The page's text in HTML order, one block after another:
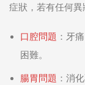
症狀，若有任何異
口腔問題 ：牙
困難。
腸胃問題 ：消